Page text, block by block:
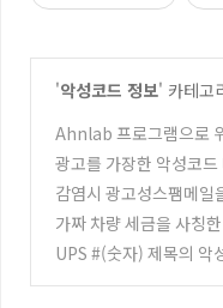
'악성코드 정보' 카테고
Ahnlab 프로그램으로
AhnLaB 레지스터리
광고를 가장한 악성코
부 스팸메일 주의! (2)
감염시 광고성스팸메일
코드 주의!
(0)
가짜 차량 세금을 사칭
UPS #(숫자)